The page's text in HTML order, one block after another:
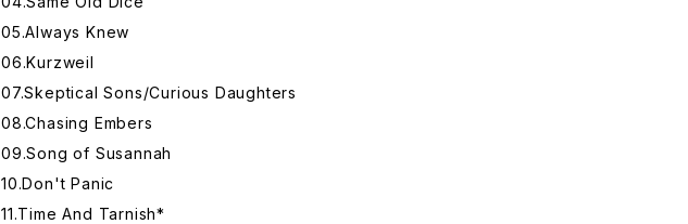
05.Always Knew
06.Kurzweil
07.Skeptical Sons/Curious Daughters
08.Chasing Embers
09.Song of Susannah
10.Don't Panic
11.Time And Tarnish*